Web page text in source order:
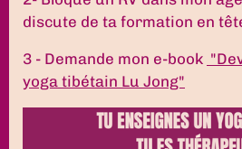
discute de ta formation en
3 - Demande mon e-book
yoga tibétain Lu Jong"